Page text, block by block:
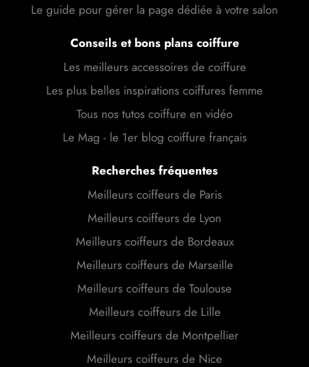
Le guide pour gérer la page dédiée à votre salon
Conseils et bons plans coiffure
Les meilleurs accessoires de coiffure
Les plus belles inspirations coiffures femme
Tous nos tutos coiffure en vidéo
Le Mag - le 1er blog coiffure français
Recherches fréquentes
Meilleurs coiffeurs de Paris
Meilleurs coiffeurs de Lyon
Meilleurs coiffeurs de Bordeaux
Meilleurs coiffeurs de Marseille
Meilleurs coiffeurs de Toulouse
Meilleurs coiffeurs de Lille
Meilleurs coiffeurs de Montpellier
Meilleurs coiffeurs de Nice